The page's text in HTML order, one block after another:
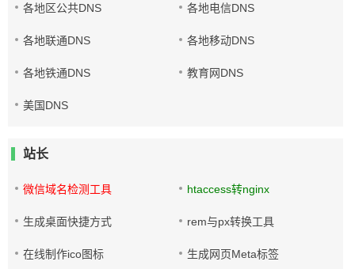
各地区公共DNS 各地电信DNS
各地联通DNS 各地移动DNS
各地铁通DNS 教育网DNS
美国DNS
站长
微信域名检测工具 htaccess转nginx
生成桌面快捷方式 rem与px转换工具
在线制作ico图标 生成网页Meta标签